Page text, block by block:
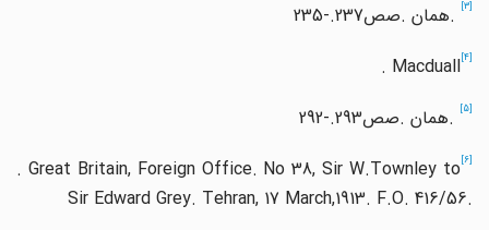
.همان.صص235-.237
. Macduall
.همان.صص292-.293
. Great Britain, Foreign Office. No 38, Sir W.Townley to
Sir Edward Grey. Tehran, 17 March,1913. F.O. 416/56.